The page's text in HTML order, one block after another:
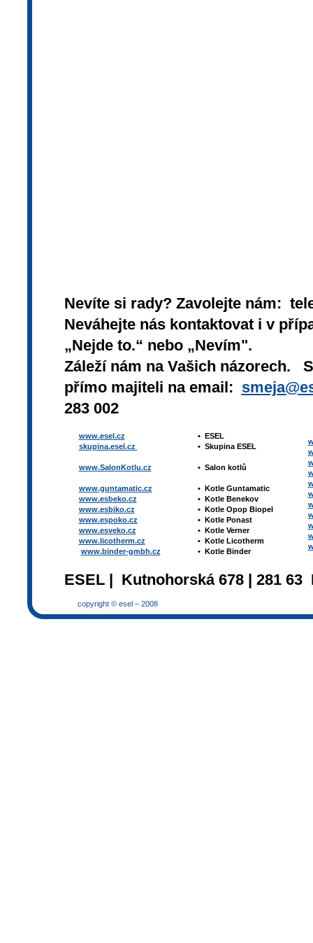
Nevíte si rady? Zavolejte nám:
Neváhejte nás kontaktovat i v
„Nejde to.“ nebo „Nevím".
Záleží nám na Vašich názorech.
přímo majiteli na email:
283 002
www.esel.cz
skupina.esel.cz
www.SalonKotlu.cz
www.guntamatic.cz
www.esbeko.cz
www.esbiko.cz
www.espoko.cz
www.esveko.cz
www.licotherm.cz
www.binder-gmbh.cz
•
ESEL
• Skupina ESEL
• Salon kotlů
• Kotle Guntamatic
•
Kotle Benekov
•
Kotle Opop Biopel
•
Kotle Ponast
•
Kotle Verner
•
Kotle Licotherm
•
Kotle Binder
ESEL | Kutnohorská 678 | 281
copyright © esel – 2008